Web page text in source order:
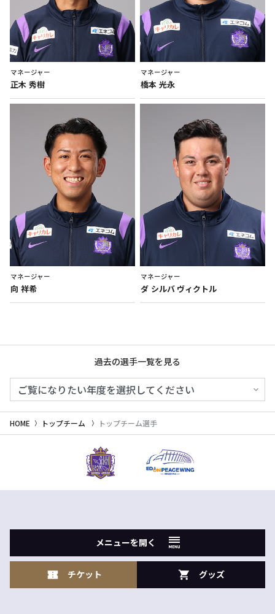
マネージャー
正木 秀樹
マネージャー
橋本 光永
マネージャー
向 祥希
マネージャー
ダ シルバ ヴィクトル
過去の選手一覧を見る
HOME トップチーム トップチーム選手
メニューを開く
チケット グッズ